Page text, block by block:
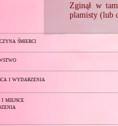
Zginął w
plamisty (lub
śmierci
i wydarzenia
miejsce